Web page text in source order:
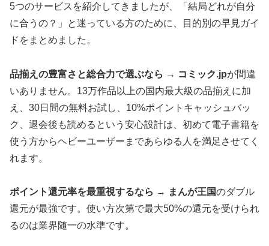
5つのサービスを紹介してきましたが、「結局どれが自分
に合うの？」と迷っている方のために、目的別の早見ガイ
ドをまとめました。
品揃えの豊富さと総合力で選ぶなら → コミック.jpが間違
いありません。13万作品以上の国内最大級の品揃えに加
え、30日間の無料お試し、10%ポイントキャッシュバッ
ク、退会後も読めるという安心設計は、初めて電子書籍を
使う方からヘビーユーザーまであらゆる人を満足させてく
れます。
ポイント還元率を最重視するなら → まんが王国のダブル
還元が最強です。使い方次第で最大50%の還元を受けられ
るのは業界随一の水準です。